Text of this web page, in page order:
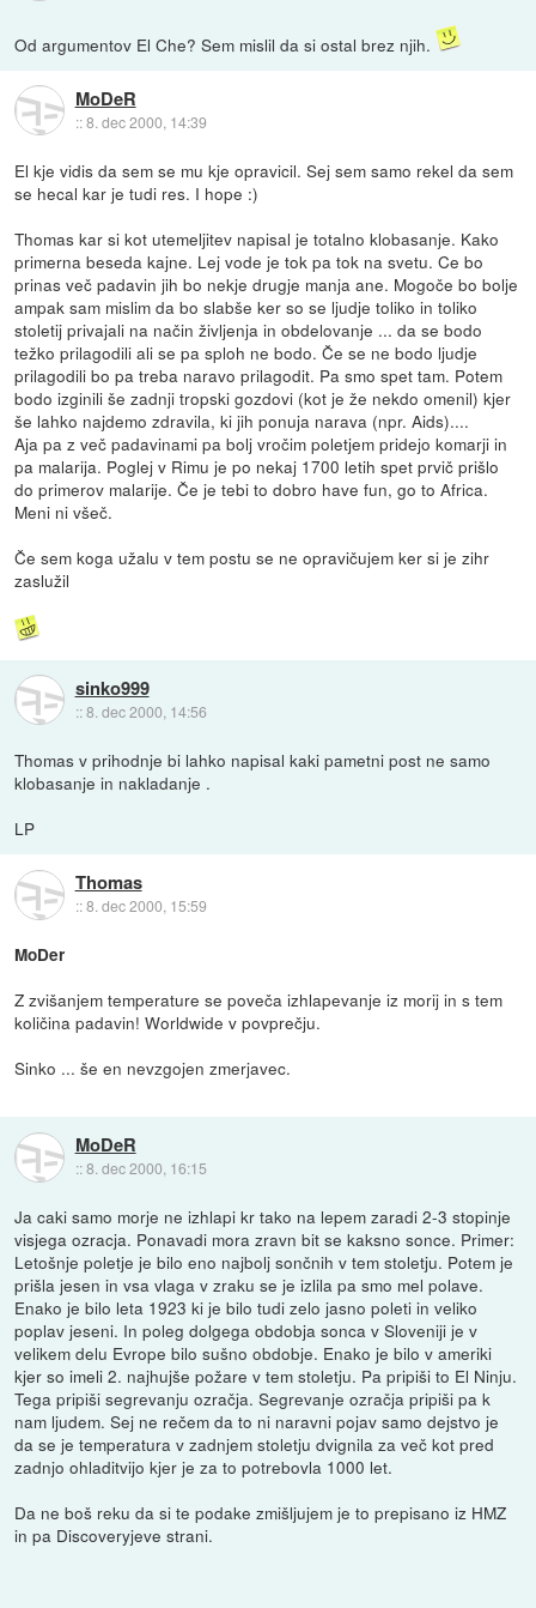
Od argumentov El Che? Sem mislil da si ostal brez njih.
MoDeR
::8. dec 2000, 14:39
El kje vidis da sem se mu kje opravicil. Sej sem samo rekel da sem
se hecal kar je tudi res. I hope :)
Thomas kar si kot utemeljitev napisal je totalno klobasanje. Kako
primerna beseda kajne. Lej vode je tok pa tok na svetu. Ce bo
prinas več padavin jih bo nekje drugje manja ane. Mogoče bo bolje
ampak sam mislim da bo slabše ker so se ljudje toliko in toliko
stoletij privajali na način življenja in obdelovanje ... da se bodo
težko prilagodili ali se pa sploh ne bodo. Če se ne bodo ljudje
prilagodili bo pa treba naravo prilagodit. Pa smo spet tam. Potem
bodo izginili še zadnji tropski gozdovi (kot je že nekdo omenil) kjer
še lahko najdemo zdravila, ki jih ponuja narava (npr. Aids)....
Aja pa z več padavinami pa bolj vročim poletjem pridejo komarji in
pa malarija. Poglej v Rimu je po nekaj 1700 letih spet prvič prišlo
do primerov malarije. Če je tebi to dobro have fun, go to Africa.
Meni ni všeč.
Če sem koga užalu v tem postu se ne opravičujem ker si je zihr
zaslužil
sinko999
::8. dec 2000, 14:56
Thomas v prihodnje bi lahko napisal kaki pametni post ne samo
klobasanje in nakladanje .
LP
Thomas
::8. dec 2000, 15:59
MoDer
Z zvišanjem temperature se poveča izhlapevanje iz morij in s tem
količina padavin! Worldwide v povprečju.
Sinko ... še en nevzgojen zmerjavec.
MoDeR
::8. dec 2000, 16:15
Ja caki samo morje ne izhlapi kr tako na lepem zaradi 2-3 stopinje
visjega ozracja. Ponavadi mora zravn bit se kaksno sonce. Primer:
Letošnje poletje je bilo eno najbolj sončnih v tem stoletju. Potem je
prišla jesen in vsa vlaga v zraku se je izlila pa smo mel polave.
Enako je bilo leta 1923 ki je bilo tudi zelo jasno poleti in veliko
poplav jeseni. In poleg dolgega obdobja sonca v Sloveniji je v
velikem delu Evrope bilo sušno obdobje. Enako je bilo v ameriki
kjer so imeli 2. najhujše požare v tem stoletju. Pa pripiši to El Ninju.
Tega pripiši segrevanju ozračja. Segrevanje ozračja pripiši pa k
nam ljudem. Sej ne rečem da to ni naravni pojav samo dejstvo je
da se je temperatura v zadnjem stoletju dvignila za več kot pred
zadnjo ohladitvijo kjer je za to potrebovla 1000 let.
Da ne boš reku da si te podake zmišljujem je to prepisano iz HMZ
in pa Discoveryjeve strani.